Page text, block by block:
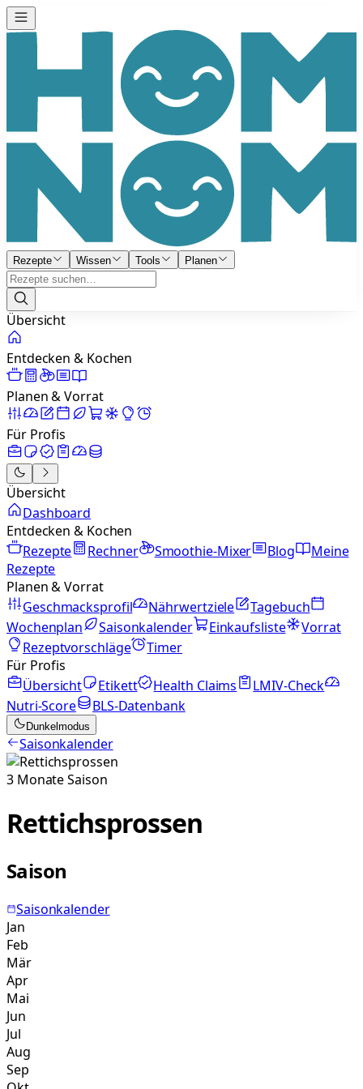
Rezepte Wissen Tools Planen
Übersicht
Entdecken & Kochen
Planen & Vorrat
Für Profis
Übersicht
Dashboard
Entdecken & Kochen
Rezepte
Rechner Smoothie-Mixer Blog
Meine
Rezepte
Planen & Vorrat
Geschmacksprofil
Nährwertziele
Tagebuch
Wochenplan
Saisonkalender Einkaufsliste
Vorrat
Rezeptvorschläge
Timer
Für Profis
Übersicht
Etikett Health Claims
LMIV-Check
Nutri-Score
BLS-Datenbank
Dunkelmodus
Saisonkalender
3 MonateSaison
Rettichsprossen
Saison
Saisonkalender
Jan
Feb
Mär
Apr
Mai
Jun
Jul
Aug
Sep